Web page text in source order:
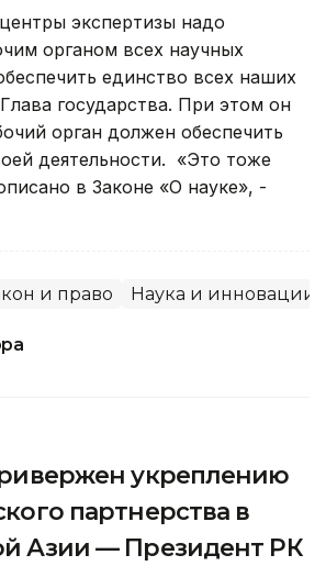
экспертизы надо
органом всех научных
единство всех наших
государства. При этом он
орган должен обеспечить
деятельности. «Это тоже
в Законе «О науке», -
и право Наука и инновации
укреплению
партнерства в
Азии — Президент РК